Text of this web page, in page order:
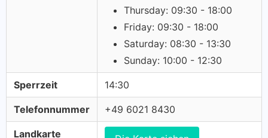
Thursday: 09:30 - 18:00
Friday: 09:30 - 18:00
Saturday: 08:30 - 13:30
Sunday: 10:00 - 12:30
Sperrzeit 14:30
Telefonnummer +49 6021 8430
Landkarte